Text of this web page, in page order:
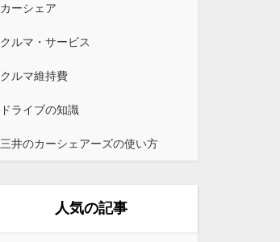
カーシェア
クルマ・サービス
クルマ維持費
ドライブの知識
三井のカーシェアーズの使い方
人気の記事